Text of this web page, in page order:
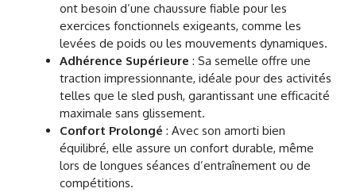
ont besoin d’une chaussure fiable pour les
exercices fonctionnels exigeants, comme les
levées de poids ou les mouvements dynamiques.
Adhérence Supérieure : Sa semelle offre une
traction impressionnante, idéale pour des activités
telles que le sled push, garantissant une efficacité
maximale sans glissement.
Confort Prolongé : Avec son amorti bien
équilibré, elle assure un confort durable, même
lors de longues séances d’entraînement ou de
compétitions.